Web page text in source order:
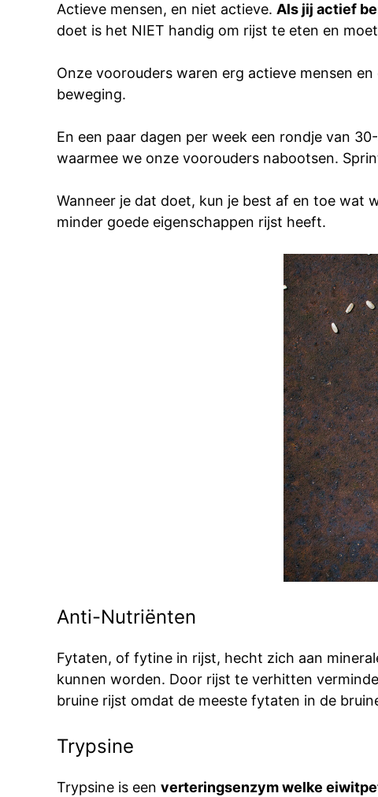
Actieve mensen, en niet actieve. Als jij actief
doet is het NIET handig om rijst te eten en
Onze voorouders waren erg actieve mensen
beweging.
En een paar dagen per week een rondje van
waarmee we onze voorouders nabootsen.
Wanneer je dat doet, kun je best af en toe wat
minder goede eigenschappen rijst heeft.
Anti-Nutriënten
Fytaten, of fytine in rijst, hecht zich aan
kunnen worden. Door rijst te verhitten
bruine rijst omdat de meeste fytaten in de
Trypsine
Trypsine is een verteringsenzym welke